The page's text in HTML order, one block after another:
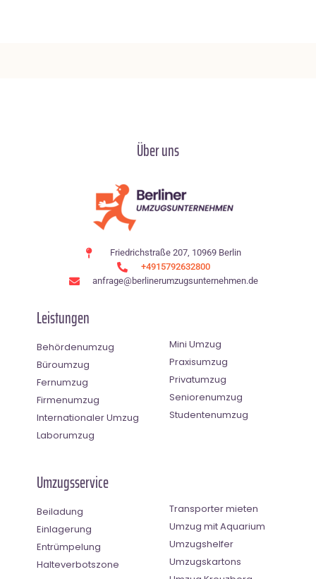
Über uns
Friedrichstraße 207, 10969 Berlin
+4915792632800
anfrage@berlinerumzugsunternehmen.de
Leistungen
Behördenumzug
Büroumzug
Fernumzug
Firmenumzug
Internationaler Umzug
Laborumzug
Mini Umzug
Praxisumzug
Privatumzug
Seniorenumzug
Studentenumzug
Umzugsservice
Beiladung
Einlagerung
Entrümpelung
Halteverbotszone
Transporter mieten
Umzug mit Aquarium
Umzugshelfer
Umzugskartons